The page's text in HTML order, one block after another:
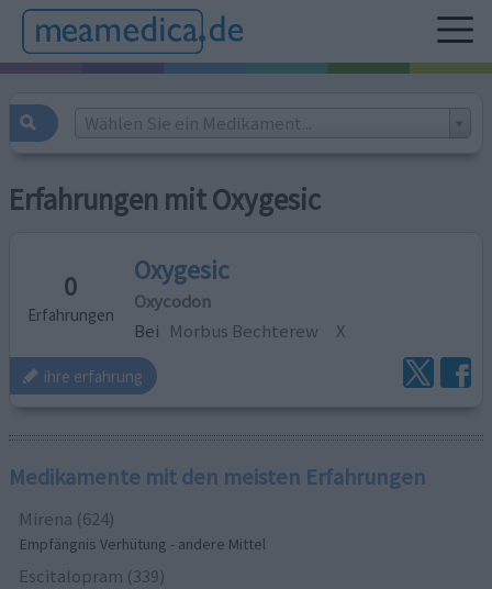
Wählen Sie ein Medikament...
Erfahrungen mit Oxygesic
0
Erfahrungen
Oxygesic
Oxycodon
Bei Morbus Bechterew X
ihre erfahrung
Medikamente mit den meisten Erfahrungen
Mirena (624)
Empfängnis Verhütung - andere Mittel
Escitalopram (339)